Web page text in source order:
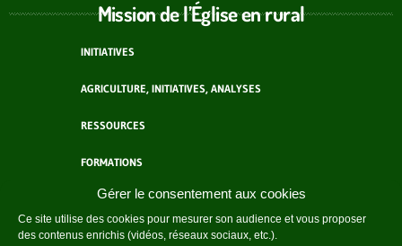
Gérer le consentement aux cookies
Ce site utilise des cookies pour mesurer son audience et vous proposer
des contenus enrichis (vidéos, réseaux sociaux, etc.).
Mission de l’Église en rural
INITIATIVES
AGRICULTURE, INITIATIVES, ANALYSES
RESSOURCES
FORMATIONS
ACTEURS
AGENDA